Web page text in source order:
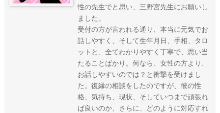
性の先生でと思い、三野宮先生にお願いし
ました。
受付の方が言われる通り、本当に元気でお
話しやすく、そして生年月日、手相、タロ
ットと、全てわかりやすく丁寧で、思い当
たることばかり。何なら、女性の方より、
お話しやすいのでは？と衝撃を受けまし
た。復縁の相談をしたのですが、彼の性
格、気持ち、現状、そしていつまで頑張れ
ば良いのか、さらに、どのように対応すれ